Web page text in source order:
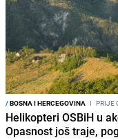
/BOSNA I HERCEGOVINA I PRIJE
Helikopteri OSBiH u
Opasnost još traje,